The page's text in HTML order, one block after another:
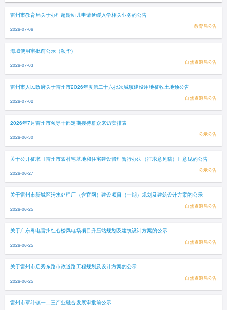
雷州市教育局关于办理超龄幼儿申请延缓入学相关业务的公告
2026-07-06 教育局公告
海域使用审批前公示（颂华）
2026-07-03 自然资源局公告
雷州市人民政府关于雷州市2026年度第二十六批次城镇建设用地征收土地预公告
2026-07-02 自然资源局公告
2026年7月雷州市领导干部定期接待群众来访安排表
2026-06-30 公示公告
关于公开征求《雷州市农村宅基地和住宅建设管理暂行办法（征求意见稿）》意见的公告
2026-06-27 公示公告
关于雷州市新城区污水处理厂（含官网）建设项目（一期）规划及建筑设计方案的公示
2026-06-25 自然资源局公告
关于广东粤电雷州红心楼风电场项目升压站规划及建筑设计方案的公示
2026-06-25 自然资源局公告
关于雷州市启秀东路市政道路工程规划及设计方案的公示
2026-06-25 自然资源局公告
雷州市覃斗镇一二三产业融合发展审批前公示